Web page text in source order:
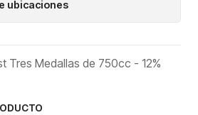
ubicaciones
Tres Medallas de 750cc - 12%